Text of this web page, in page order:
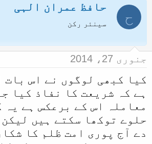
ح
حافظ عمران الہی
سینئر رکن
جنوری 27، 2014
کیا کبھی لوگوں نے اس بات
ہے کہ شریعت کا نفاذ کیا
معاملہ اس کے برعکس ہے یہ
حلوے توکھا سکتے ہیں
دے آج پوری امت ظلم کا